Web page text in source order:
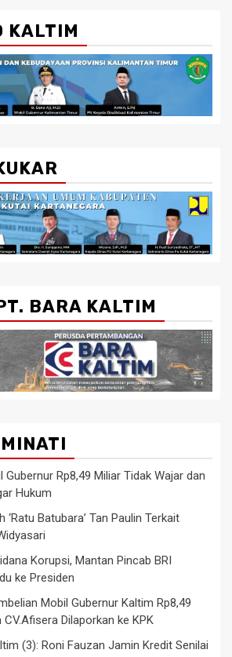
KALTIM
BARA KALTIM
Gubernur Rp8,49 Miliar Tidak Wajar dan
Hukum
‘Ratu Batubara’ Tan Paulin Terkait
Korupsi, Mantan Pincab BRI
ke Presiden
Mobil Gubernur Kaltim Rp8,49
CV.Afisera Dilaporkan ke KPK
(3): Roni Fauzan Jamin Kredit Senilai